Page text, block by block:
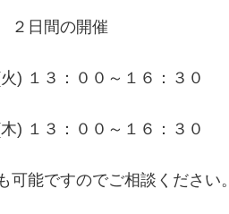
日間の開催
) １３：００～１６：３０
) １３：００～１６：３０
能ですのでご相談ください。